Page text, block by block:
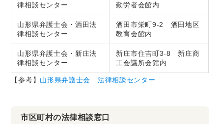
律相談センター
勤労者会館内
山形県弁護士会・酒田法
律相談センター
酒田市栄町9-2 酒田地区
教育会館内
山形県弁護士会・新庄法
律相談センター
新庄市住吉町3-8 新庄商
工会議所会館内
【参考】 山形県弁護士会 法律相談センター
市区町村の法律相談窓口